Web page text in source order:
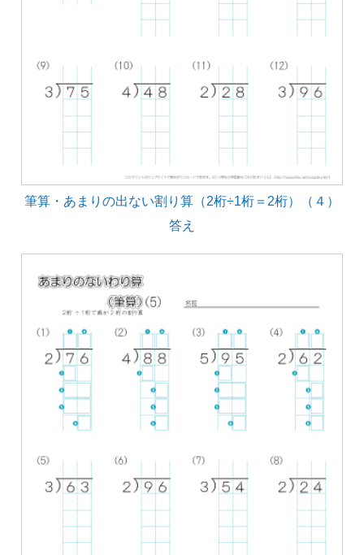
筆算・あまりの出ない割り算（2桁÷1桁＝2桁）（４）
答え